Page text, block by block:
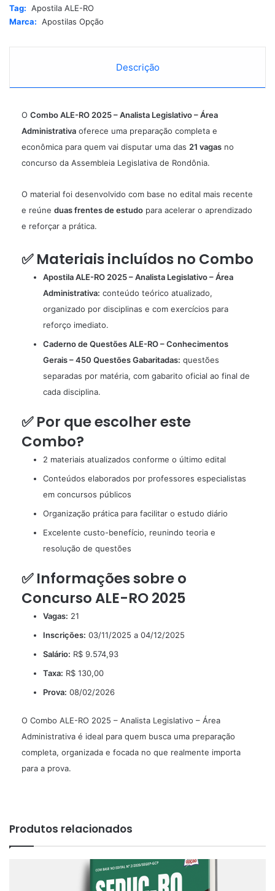
t
Tag: Apostila ALE-RO
Marca: Apostilas Opção
Descrição
O Combo ALE-RO 2025 – Analista Legislativo – Área
Administrativa oferece uma preparação completa e
econômica para quem vai disputar uma das 21 vagas no
concurso da Assembleia Legislativa de Rondônia.
O material foi desenvolvido com base no edital mais recente
e reúne duas frentes de estudo para acelerar o aprendizado
e reforçar a prática.
✅ Materiais incluídos no Combo
Apostila ALE-RO 2025 – Analista Legislativo – Área
Administrativa: conteúdo teórico atualizado,
organizado por disciplinas e com exercícios para
reforço imediato.
Caderno de Questões ALE-RO – Conhecimentos
Gerais – 450 Questões Gabaritadas: questões
separadas por matéria, com gabarito oficial ao final de
cada disciplina.
✅ Por que escolher este
Combo?
2 materiais atualizados conforme o último edital
Conteúdos elaborados por professores especialistas
em concursos públicos
Organização prática para facilitar o estudo diário
Excelente custo-benefício, reunindo teoria e
resolução de questões
✅ Informações sobre o
Concurso ALE-RO 2025
Vagas: 21
Inscrições: 03/11/2025 a 04/12/2025
Salário: R$ 9.574,93
Taxa: R$ 130,00
Prova: 08/02/2026
O Combo ALE-RO 2025 – Analista Legislativo – Área
Administrativa é ideal para quem busca uma preparação
completa, organizada e focada no que realmente importa
para a prova.
Produtos relacionados